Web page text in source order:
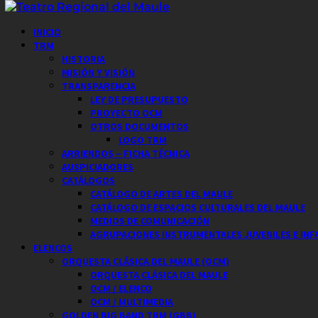
Saltar
contenido
Menú
principal
INICIO
TRM
HISTORIA
MISIÓN Y VISIÓN
TRANSPARENCIA
LEY DE PRESUPUESTO
PROYECTO OCM
OTROS DOCUMENTOS
LOGO TRM
ARRIENDOS – FICHA TÉCNICA
AUSPICIADORES
CATÁLOGOS
CATÁLOGO DE ARTES DEL MAULE
CATÁLOGO DE ESPACIOS CULTURALES DEL MAULE
MEDIOS DE COMUNICACIÓN
AGRUPACIONES INSTRUMENTALES JUVENILES E
ELENCOS
ORQUESTA CLÁSICA DEL MAULE (OCM)
ORQUESTA CLÁSICA DEL MAULE
OCM / ELENCO
OCM / MULTIMEDIA
GOLDEN BIG BAND TRM (GBB)